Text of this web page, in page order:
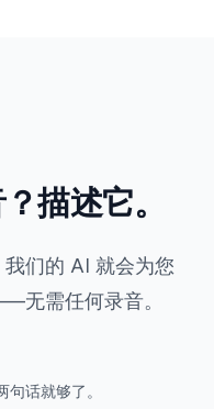
描述它。
们的 AI 就会为您
无需任何录音。
话就够了。